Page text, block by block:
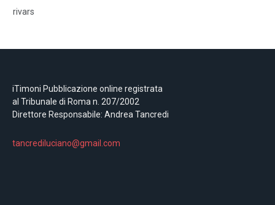
rivars
iTimoni Pubblicazione online registrata
al Tribunale di Roma n. 207/2002
Direttore Responsabile: Andrea Tancredi
tancrediluciano@gmail.com